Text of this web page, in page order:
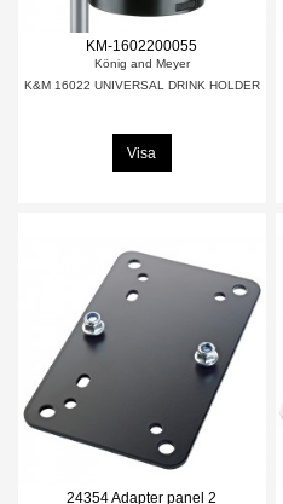
KM-1602200055
König and Meyer
K&M 16022 UNIVERSAL DRINK HOLDER
Visa
24354 Adapter panel 2